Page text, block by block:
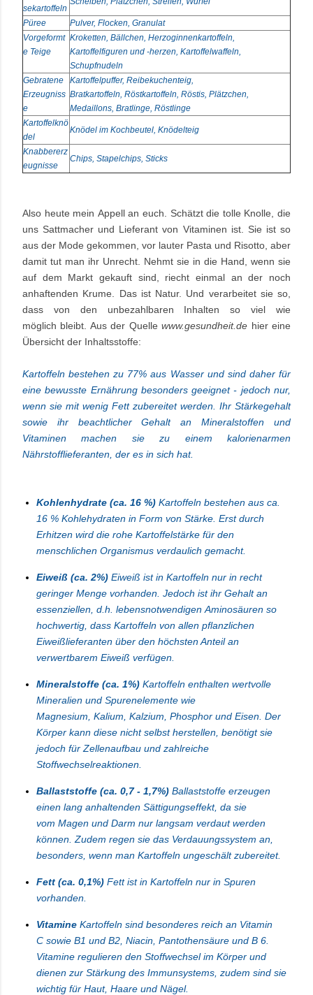
sekartoffeln
Püree
Pulver, Flocken, Granulat
Vorgeformt
e Teige
Kroketten, Bällchen, Herzoginnenkartoffeln,
Kartoffelfiguren und -herzen, Kartoffelwaffeln,
Schupfnudeln
Gebratene
Erzeugniss
e
Kartoffelpuffer, Reibekuchenteig,
Bratkartoffeln, Röstkartoffeln, Röstis, Plätzchen,
Medaillons, Bratlinge, Röstlinge
Kartoffelknö
del
Knödel im Kochbeutel, Knödelteig
Knabbererz
eugnisse
Chips, Stapelchips, Sticks
Also heute mein Appell an euch. Schätzt die tolle Knolle, die
uns Sattmacher und Lieferant von Vitaminen ist. Sie ist so
aus der Mode gekommen, vor lauter Pasta und Risotto, aber
damit tut man ihr Unrecht. Nehmt sie in die Hand, wenn sie
auf dem Markt gekauft sind, riecht einmal an der noch
anhaftenden Krume. Das ist Natur. Und verarbeitet sie so,
dass von den unbezahlbaren Inhalten so viel wie
möglich bleibt. Aus der Quellewww.gesundheit.de hier eine
Übersicht der Inhaltsstoffe:
Kartoffeln bestehen zu 77% aus Wasser und sind daher für
eine bewusste Ernährung besonders geeignet - jedoch nur,
wenn sie mit wenig Fett zubereitet werden. Ihr Stärkegehalt
sowie ihr beachtlicher Gehalt an Mineralstoffen und
Vitaminen machen sie zu einem kalorienarmen
Nährstofflieferanten, der es in sich hat.
Kohlenhydrate (ca. 16 %) Kartoffeln bestehen aus ca.
16 % Kohlehydraten in Form von Stärke. Erst durch
Erhitzen wird die rohe Kartoffelstärke für den
menschlichen Organismus verdaulich gemacht.
Eiweiß (ca. 2%) Eiweiß ist in Kartoffeln nur in recht
geringer Menge vorhanden. Jedoch ist ihr Gehalt an
essenziellen, d.h. lebensnotwendigen Aminosäuren so
hochwertig, dass Kartoffeln von allen pflanzlichen
Eiweißlieferanten über den höchsten Anteil an
verwertbarem Eiweiß verfügen.
Mineralstoffe (ca. 1%) Kartoffeln enthalten wertvolle
Mineralien und Spurenelemente wie
Magnesium, Kalium Kalzium , Phosphor und Eisen. Der
Körper kann diese nicht selbst herstellen, benötigt sie
jedoch für Zellenaufbau und zahlreiche
Stoffwechselreaktionen.
Ballaststoffe (ca. 0,7 - 1,7%) Ballaststoffe erzeugen
einen lang anhaltenden Sättigungseffekt, da sie
vom Magen und Darm nur langsam verdaut werden
können. Zudem regen sie das Verdauungssystem an,
besonders, wenn man Kartoffeln ungeschält zubereitet.
Fett (ca. 0,1%) Fett ist in Kartoffeln nur in Spuren
vorhanden.
Vitamine Kartoffeln sind besonderes reich an Vitamin
C sowie B1 und B2, Niacin , Pantothensäure und B 6.
Vitamine regulieren den Stoffwechselim Körper und
dienen zur Stärkung des Immunsystems, zudem sind sie
wichtig für Haut, Haare und Nägel.